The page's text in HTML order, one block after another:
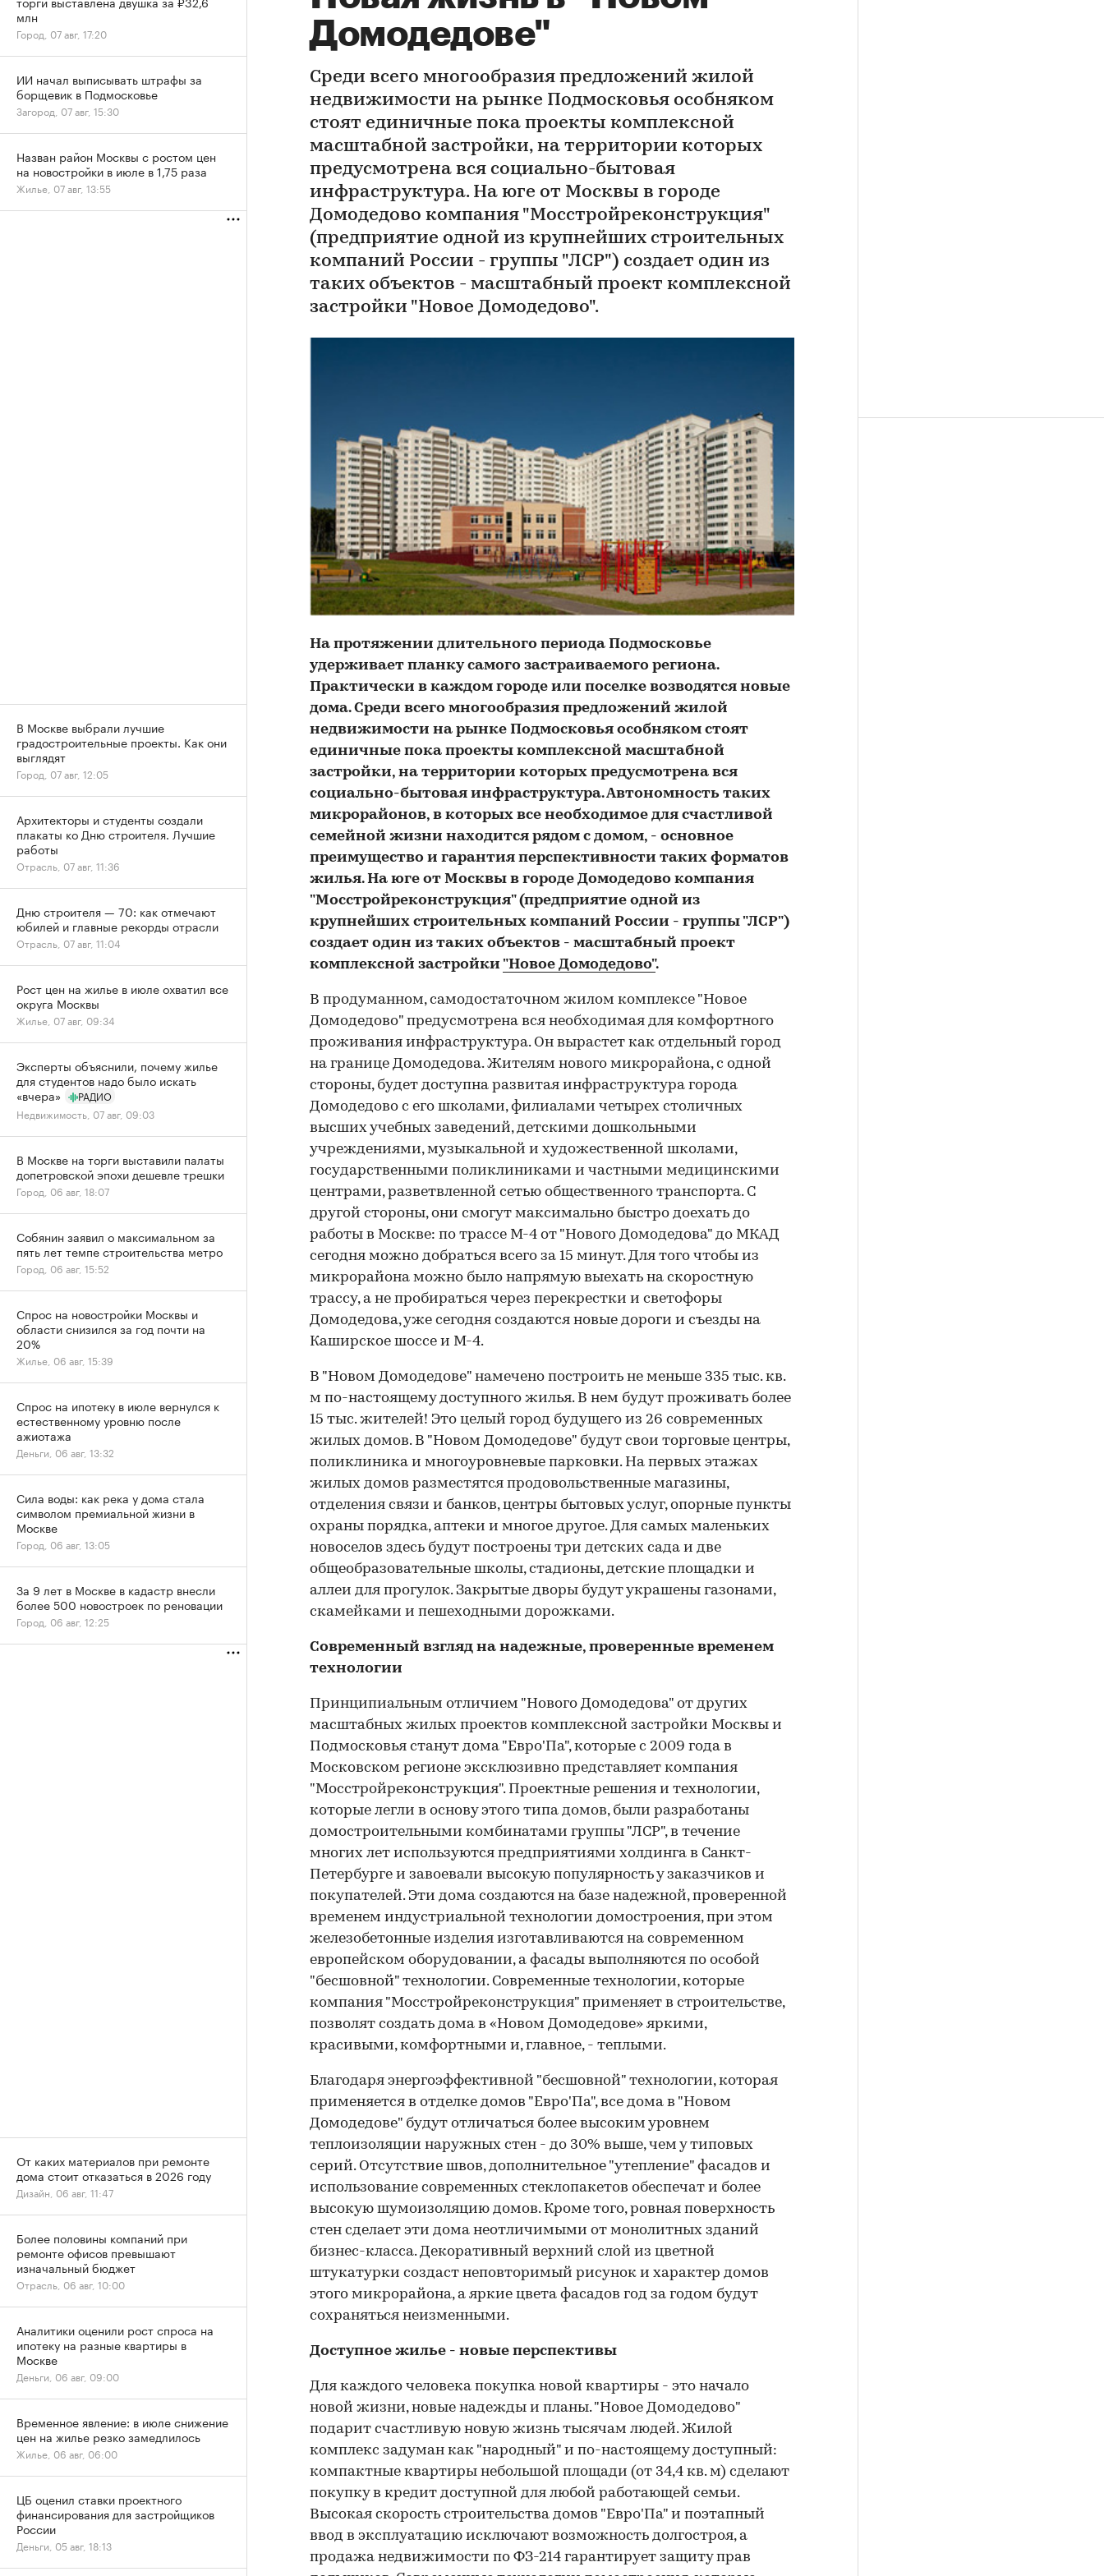
Домодедове"
Среди всего многообразия предложений жилой
недвижимости на рынке Подмосковья особняком
стоят единичные пока проекты комплексной
масштабной застройки, на территории которых
предусмотрена вся социально-бытовая
инфраструктура. На юге от Москвы в городе
Домодедово компания "Мосстройреконструкция"
(предприятие одной из крупнейших строительных
компаний России - группы "ЛСР") создает один из
таких объектов - масштабный проект комплексной
застройки "Новое Домодедово".
На протяжении длительного периода Подмосковье
удерживает планку самого застраиваемого региона.
Практически в каждом городе или поселке возводятся новые
дома. Среди всего многообразия предложений жилой
недвижимости на рынке Подмосковья особняком стоят
единичные пока проекты комплексной масштабной
застройки, на территории которых предусмотрена вся
социально-бытовая инфраструктура. Автономность таких
микрорайонов, в которых все необходимое для счастливой
семейной жизни находится рядом с домом, - основное
преимущество и гарантия перспективности таких форматов
жилья. На юге от Москвы в городе Домодедово компания
"Мосстройреконструкция" (предприятие одной из
крупнейших строительных компаний России - группы "ЛСР")
создает один из таких объектов - масштабный проект
комплексной застройки "Новое Домодедово".
В продуманном, самодостаточном жилом комплексе "Новое
Домодедово" предусмотрена вся необходимая для комфортного
проживания инфраструктура. Он вырастет как отдельный город
на границе Домодедова. Жителям нового микрорайона, с одной
стороны, будет доступна развитая инфраструктура города
Домодедово с его школами, филиалами четырех столичных
высших учебных заведений, детскими дошкольными
учреждениями, музыкальной и художественной школами,
государственными поликлиниками и частными медицинскими
центрами, разветвленной сетью общественного транспорта. С
другой стороны, они смогут максимально быстро доехать до
работы в Москве: по трассе М-4 от "Нового Домодедова" до МКАД
сегодня можно добраться всего за 15 минут. Для того чтобы из
микрорайона можно было напрямую выехать на скоростную
трассу, а не пробираться через перекрестки и светофоры
Домодедова, уже сегодня создаются новые дороги и съезды на
Каширское шоссе и М-4.
В "Новом Домодедове" намечено построить не меньше 335 тыс. кв.
м по-настоящему доступного жилья. В нем будут проживать более
15 тыс. жителей! Это целый город будущего из 26 современных
жилых домов. В "Новом Домодедове" будут свои торговые центры,
поликлиника и многоуровневые парковки. На первых этажах
жилых домов разместятся продовольственные магазины,
отделения связи и банков, центры бытовых услуг, опорные пункты
охраны порядка, аптеки и многое другое. Для самых маленьких
новоселов здесь будут построены три детских сада и две
общеобразовательные школы, стадионы, детские площадки и
аллеи для прогулок. Закрытые дворы будут украшены газонами,
скамейками и пешеходными дорожками.
Современный взгляд на надежные, проверенные временем
технологии
Принципиальным отличием "Нового Домодедова" от других
масштабных жилых проектов комплексной застройки Москвы и
Подмосковья станут дома "Евро'Па", которые с 2009 года в
Московском регионе эксклюзивно представляет компания
"Мосстройреконструкция". Проектные решения и технологии,
которые легли в основу этого типа домов, были разработаны
домостроительными комбинатами группы "ЛСР", в течение
многих лет используются предприятиями холдинга в Санкт-
Петербурге и завоевали высокую популярность у заказчиков и
покупателей. Эти дома создаются на базе надежной, проверенной
временем индустриальной технологии домостроения, при этом
железобетонные изделия изготавливаются на современном
европейском оборудовании, а фасады выполняются по особой
"бесшовной" технологии. Современные технологии, которые
компания "Мосстройреконструкция" применяет в строительстве,
позволят создать дома в «Новом Домодедове» яркими,
красивыми, комфортными и, главное, - теплыми.
Благодаря энергоэффективной "бесшовной" технологии, которая
применяется в отделке домов "Евро'Па", все дома в "Новом
Домодедове" будут отличаться более высоким уровнем
теплоизоляции наружных стен - до 30% выше, чем у типовых
серий. Отсутствие швов, дополнительное "утепление" фасадов и
использование современных стеклопакетов обеспечат и более
высокую шумоизоляцию домов. Кроме того, ровная поверхность
стен сделает эти дома неотличимыми от монолитных зданий
бизнес-класса. Декоративный верхний слой из цветной
штукатурки создаст неповторимый рисунок и характер домов
этого микрорайона, а яркие цвета фасадов год за годом будут
сохраняться неизменными.
Доступное жилье - новые перспективы
Для каждого человека покупка новой квартиры - это начало
новой жизни, новые надежды и планы. "Новое Домодедово"
подарит счастливую новую жизнь тысячам людей. Жилой
комплекс задуман как "народный" и по-настоящему доступный:
компактные квартиры небольшой площади (от 34,4 кв. м) сделают
покупку в кредит доступной для любой работающей семьи.
Высокая скорость строительства домов "Евро'Па" и поэтапный
ввод в эксплуатацию исключают возможность долгостроя, а
продажа недвижимости по ФЗ-214 гарантирует защиту прав
млн
Город, 07 авг, 17:20
ИИ начал выписывать штрафы за
борщевик в Подмосковье
Загород, 07 авг, 15:30
Назван район Москвы с ростом цен
на новостройки в июле в 1,75 раза
Жилье, 07 авг, 13:55
В Москве выбрали лучшие
градостроительные проекты. Как они
выглядят
Город, 07 авг, 12:05
Архитекторы и студенты создали
плакаты ко Дню строителя. Лучшие
работы
Отрасль, 07 авг, 11:36
Дню строителя — 70: как отмечают
юбилей и главные рекорды отрасли
Отрасль, 07 авг, 11:04
Рост цен на жилье в июле охватил все
округа Москвы
Жилье, 07 авг, 09:34
Эксперты объяснили, почему жилье
для студентов надо было искать
«вчера»
РАДИО
Недвижимость, 07 авг, 09:03
В Москве на торги выставили палаты
допетровской эпохи дешевле трешки
Город, 06 авг, 18:07
Собянин заявил о максимальном за
пять лет темпе строительства метро
Город, 06 авг, 15:52
Спрос на новостройки Москвы и
области снизился за год почти на
20%
Жилье, 06 авг, 15:39
Спрос на ипотеку в июле вернулся к
естественному уровню после
ажиотажа
Деньги, 06 авг, 13:32
Сила воды: как река у дома стала
символом премиальной жизни в
Москве
Город, 06 авг, 13:05
За 9 лет в Москве в кадастр внесли
более 500 новостроек по реновации
Город, 06 авг, 12:25
От каких материалов при ремонте
дома стоит отказаться в 2026 году
Дизайн, 06 авг, 11:47
Более половины компаний при
ремонте офисов превышают
изначальный бюджет
Отрасль, 06 авг, 10:00
Аналитики оценили рост спроса на
ипотеку на разные квартиры в
Москве
Деньги, 06 авг, 09:00
Временное явление: в июле снижение
цен на жилье резко замедлилось
Жилье, 06 авг, 06:00
ЦБ оценил ставки проектного
финансирования для застройщиков
России
Деньги, 05 авг, 18:13